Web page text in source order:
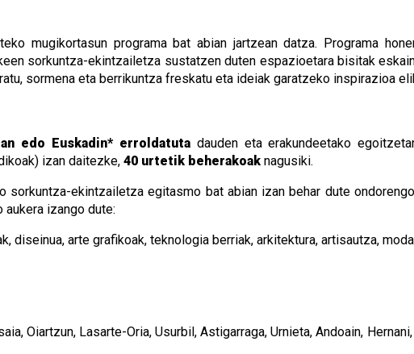
mugikortasun programa bat abian jartzean datza. Programa
sorkuntza-ekintzailetza sustatzen duten espazioetara bisitak
sormena eta berrikuntza freskatu eta ideiak garatzeko inspirazioa
edo Euskadin* erroldatutadauden eta erakundeetako
izan daitezke, 40 urtetik beherakoak nagusiki.
sorkuntza-ekintzailetza egitasmo bat abian izan behar dute ondorengo
aukera izango dute:
arte grafikoak, teknologia berriak, arkitektura, artisautza,
Oiartzun, Lasarte-Oria, Usurbil, Astigarraga, Urnieta, Andoain,